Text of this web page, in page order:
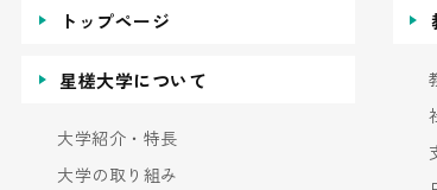
トップページ
星槎大学について
大学紹介・特長
大学の取り組み